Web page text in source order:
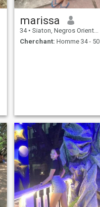
marissa
34 • Siaton, Negros Oriental, Philippines
Cherchant: Homme 34 - 50